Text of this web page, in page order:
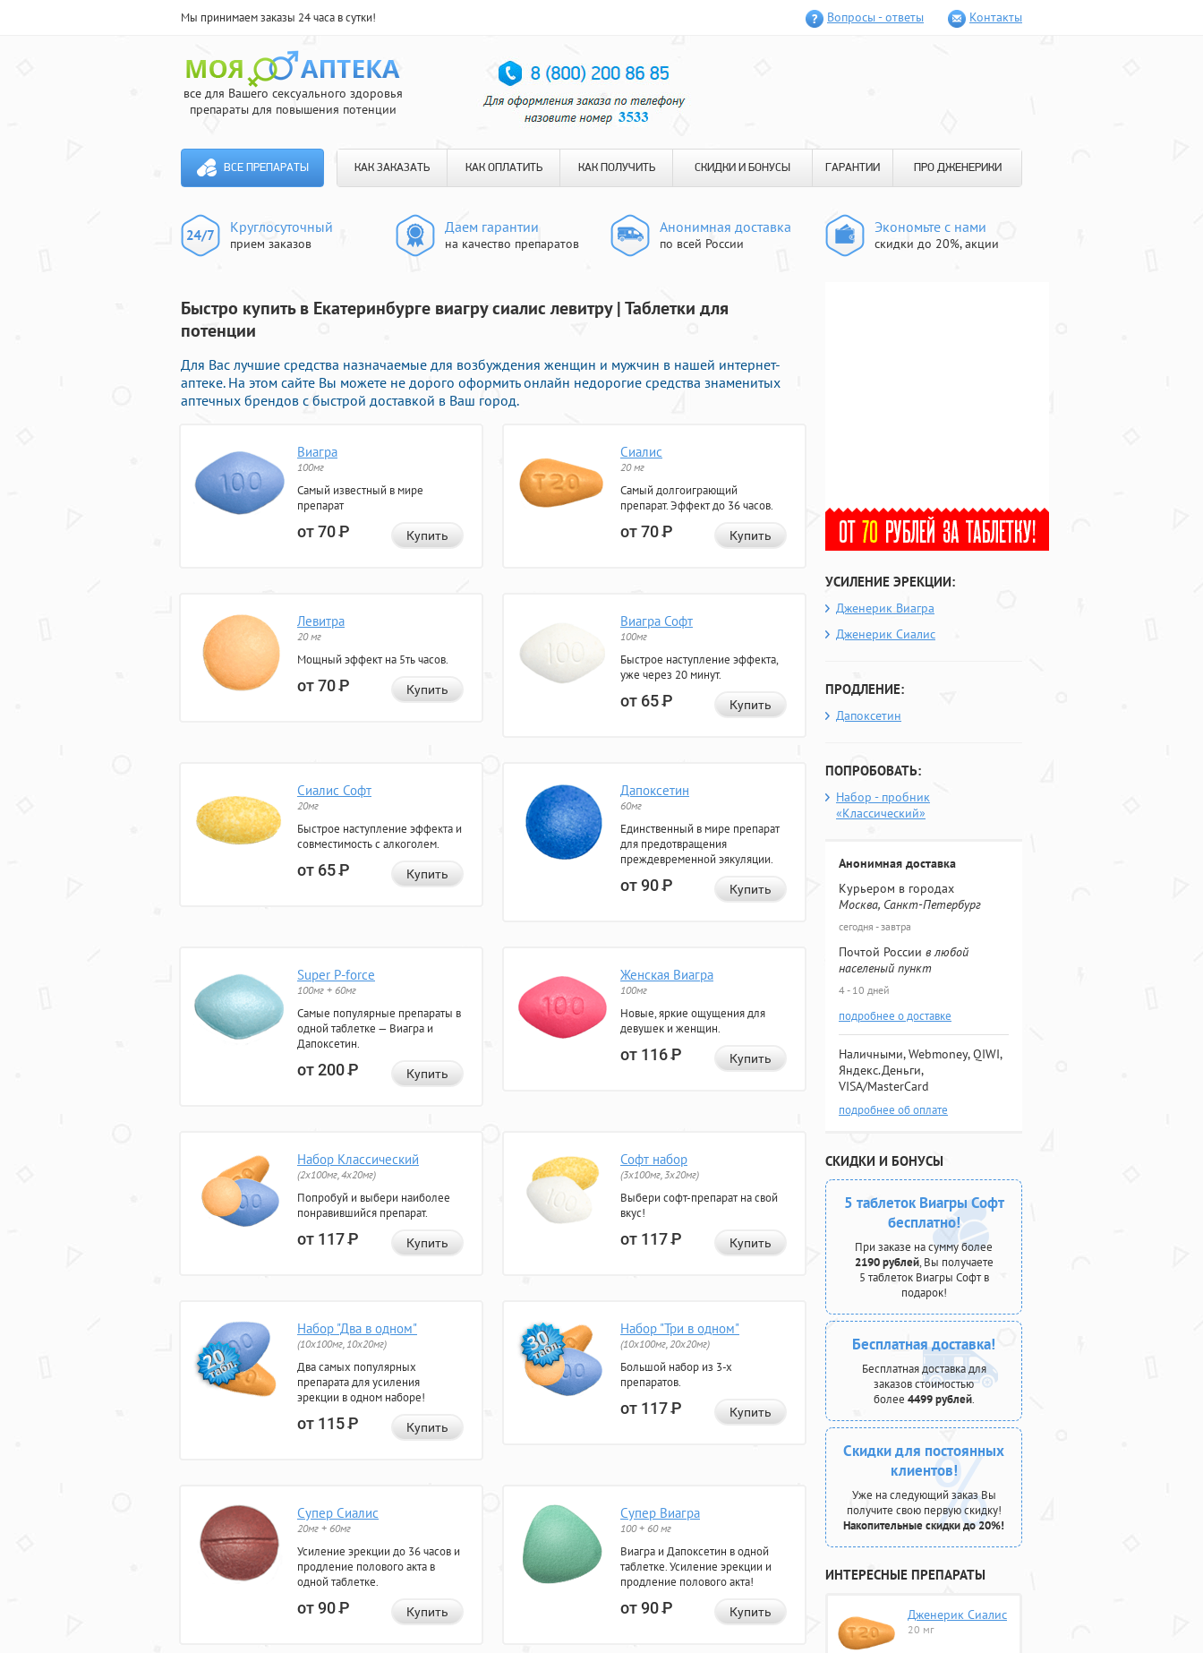
Мы принимаем заказы 24 часа в сутки! Вопросы - ответы Контакты
все для Вашего сексуального здоровья
препараты для повышения потенции
ВСЕ ПРЕПАРАТЫ КАК ЗАКАЗАТЬ КАК ОПЛАТИТЬ КАК ПОЛУЧИТЬ СКИДКИ И БОНУСЫ ГАРАНТИИ ПРО ДЖЕНЕРИКИ
Круглосуточный
прием заказов
Даем гарантии
на качество препаратов
Анонимная доставка
по всей России
Экономьте с нами
скидки до 20%, акции
Быстро купить в Екатеринбурге виагру сиалис левитру | Таблетки для
потенции
Для Вас лучшие средства назначаемые для возбуждения женщин и мужчин в нашей интернет-
аптеке. На этом сайте Вы можете не дорого оформить онлайн недорогие средства знаменитых
аптечных брендов с быстрой доставкой в Ваш город.
Виагра
100мг
Самый известный в мире
препарат
от 70Р Купить
Сиалис
20 мг
Самый долгоиграющий
препарат. Эффект до 36 часов.
от 70Р Купить
Левитра
20 мг
Мощный эффект на 5ть часов.
от 70Р Купить
Виагра Софт
100мг
Быстрое наступление эффекта,
уже через 20 минут.
от 65Р Купить
Сиалис Софт
20мг
Быстрое наступление эффекта и
совместимость с алкоголем.
от 65Р Купить
Дапоксетин
60мг
Единственный в мире препарат
для предотвращения
преждевременной эякуляции.
от 90Р Купить
Super P-force
100мг + 60мг
Самые популярные препараты в
одной таблетке — Виагра и
Дапоксетин.
от 200Р Купить
Женская Виагра
100мг
Новые, яркие ощущения для
девушек и женщин.
от 116Р Купить
Набор Классический
(2x100мг, 4x20мг)
Попробуй и выбери наиболее
понравившийся препарат.
от 117Р Купить
Софт набор
(3x100мг, 3x20мг)
Выбери софт-препарат на свой
вкус!
от 117Р Купить
Набор "Два в одном"
(10x100мг, 10x20мг)
Два самых популярных
препарата для усиления
эрекции в одном наборе!
от 115Р Купить
Набор "Три в одном"
(10x100мг, 20x20мг)
Большой набор из 3-х
препаратов.
от 117Р Купить
Супер Сиалис
20мг + 60мг
Усиление эрекции до 36 часов и
продление полового акта в
одной таблетке.
от 90Р Купить
Супер Виагра
100 + 60 мг
Виагра и Дапоксетин в одной
таблетке. Усиление эрекции и
продление полового акта!
от 90Р Купить
УСИЛЕНИЕ ЭРЕКЦИИ:
Дженерик Виагра
Дженерик Сиалис
ПРОДЛЕНИЕ:
Дапоксетин
ПОПРОБОВАТЬ:
Набор - пробник
«Классический»
Анонимная доставка
Курьером в городах
Москва, Санкт-Петербург
сегодня - завтра
Почтой России в любой
населеный пункт
4 - 10 дней
подробнее о доставке
Наличными, Webmoney, QIWI,
Яндекс.Деньги,
VISA/MasterCard
подробнее об оплате
СКИДКИ И БОНУСЫ
5 таблеток Виагры Софт
бесплатно!
При заказе на сумму более
2190 рублей, Вы получаете
5 таблеток Виагры Софт в
подарок!
Бесплатная доставка!
Бесплатная доставка для
заказов стоимостью
более 4499 рублей.
Скидки для постоянных
клиентов!
Уже на следующий заказ Вы
получите свою первую скидку!
Накопительные скидки до 20%!
ИНТЕРЕСНЫЕ ПРЕПАРАТЫ
Дженерик Сиалис
20 мг